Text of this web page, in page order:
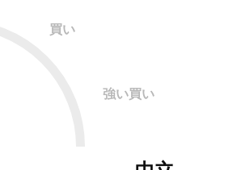
買い
強い買い